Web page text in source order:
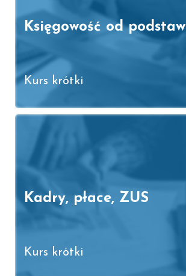
Księgowość od podstaw
Kurs krótki
Kadry, płace, ZUS
Kurs krótki